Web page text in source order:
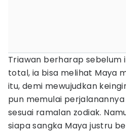
Triawan berharap sebelum
total, ia bisa melihat Maya
itu, demi mewujudkan
pun memulai
sesuai ramalan zodiak.
siapa sangka Maya justru